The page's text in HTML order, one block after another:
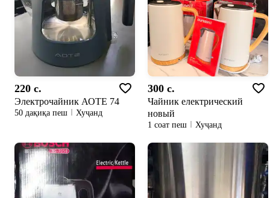
220 c.
Электрочайник АОТЕ 74
50 дақиқа пеш Хуҷанд
300 c.
Чайник електрический
новый
1 соат пеш Хуҷанд